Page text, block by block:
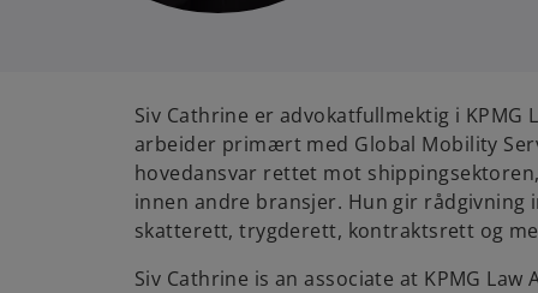
Siv Cathrine er advokatfullmektig i KPMG
arbeider primært med Global Mobility
hovedansvar rettet mot
innen andre bransjer. Hun gir rådgivning
skatterett, trygderett, kontraktsrett og
Siv Cathrine is an associate at KPMG Law